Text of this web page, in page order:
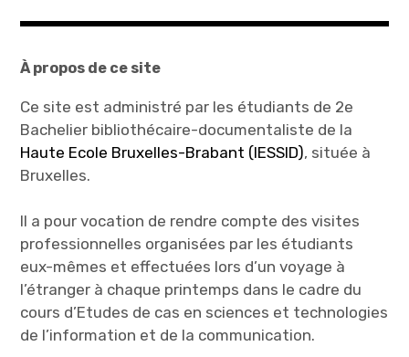
À propos de ce site
Ce site est administré par les étudiants de 2e
Bachelier bibliothécaire-documentaliste de la
Haute Ecole Bruxelles-Brabant (IESSID), située à
Bruxelles.
Il a pour vocation de rendre compte des visites
professionnelles organisées par les étudiants
eux-mêmes et effectuées lors d’un voyage à
l’étranger à chaque printemps dans le cadre du
cours d’Etudes de cas en sciences et technologies
de l’information et de la communication.